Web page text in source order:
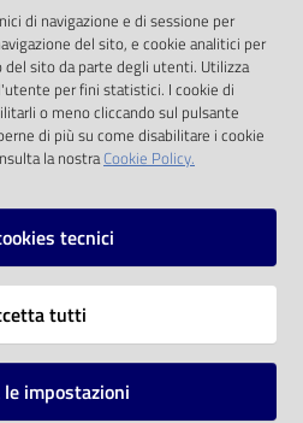
dalla direttiva
e dal d.lgs. 36/2006
di navigazione e di sessione per
del sito, e cookie analitici per
sito da parte degli utenti. Utilizza
per fini statistici. I cookie di
o meno cliccando sul pulsante
di più su come disabilitare i cookie
la nostraCookie Policy.
tecnici
tutti
le impostazioni